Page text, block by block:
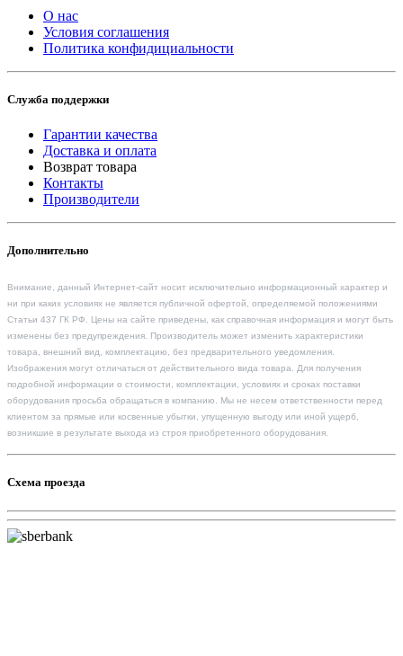
О нас
Условия соглашения
Политика конфидициальности
Служба поддержки
Гарантии качества
Доставка и оплата
Возврат товара
Контакты
Производители
Дополнительно
Внимание, данный Интернет-сайт носит исключительно информационный характер и
ни при каких условиях не является публичной офертой, определяемой положениями
Статьи 437 ГК РФ. Цены на сайте приведены, как справочная информация и могут быть
изменены без предупреждения. Производитель может изменить характеристики
товара, внешний вид, комплектацию, без предварительного уведомления.
Изображения могут отличаться от действительного вида товара. Для получения
подробной информации о стоимости, комплектации, условиях и сроках поставки
оборудования просьба обращаться в компанию. Мы не несем ответственности перед
клиентом за прямые или косвенные убытки, упущенную выгоду или иной ущерб,
возникшие в результате выхода из строя приобретенного оборудования.
Схема проезда